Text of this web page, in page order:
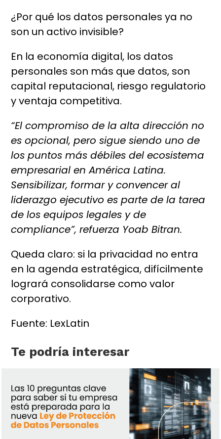
¿Por qué los datos personales ya no
son un activo invisible?
En la economía digital, los datos
personales son más que datos, son
capital reputacional, riesgo regulatorio
y ventaja competitiva.
“El compromiso de la alta dirección no
es opcional, pero sigue siendo uno de
los puntos más débiles del ecosistema
empresarial en América Latina.
Sensibilizar, formar y convencer al
liderazgo ejecutivo es parte de la tarea
de los equipos legales y de
compliance”, refuerza Yoab Bitran.
Queda claro: si la privacidad no entra
en la agenda estratégica, difícilmente
logrará consolidarse como valor
corporativo.
Fuente: LexLatin
Te podría interesar